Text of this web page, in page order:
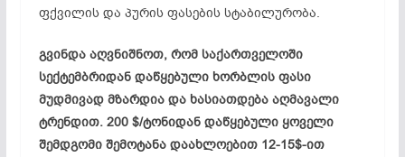
ფქვილის და პურის ფასების სტაბილურობა.
გვინდა აღვნიშნოთ, რომ საქართველოში
სექტემბრიდან დაწყებული ხორბლის ფასი
მუდმივად მზარდია და ხასიათდება აღმავალი
ტრენდით. 200 $/ტონიდან დაწყებული ყოველი
შემდგომი შემოტანა დაახლოებით 12-15$-ით